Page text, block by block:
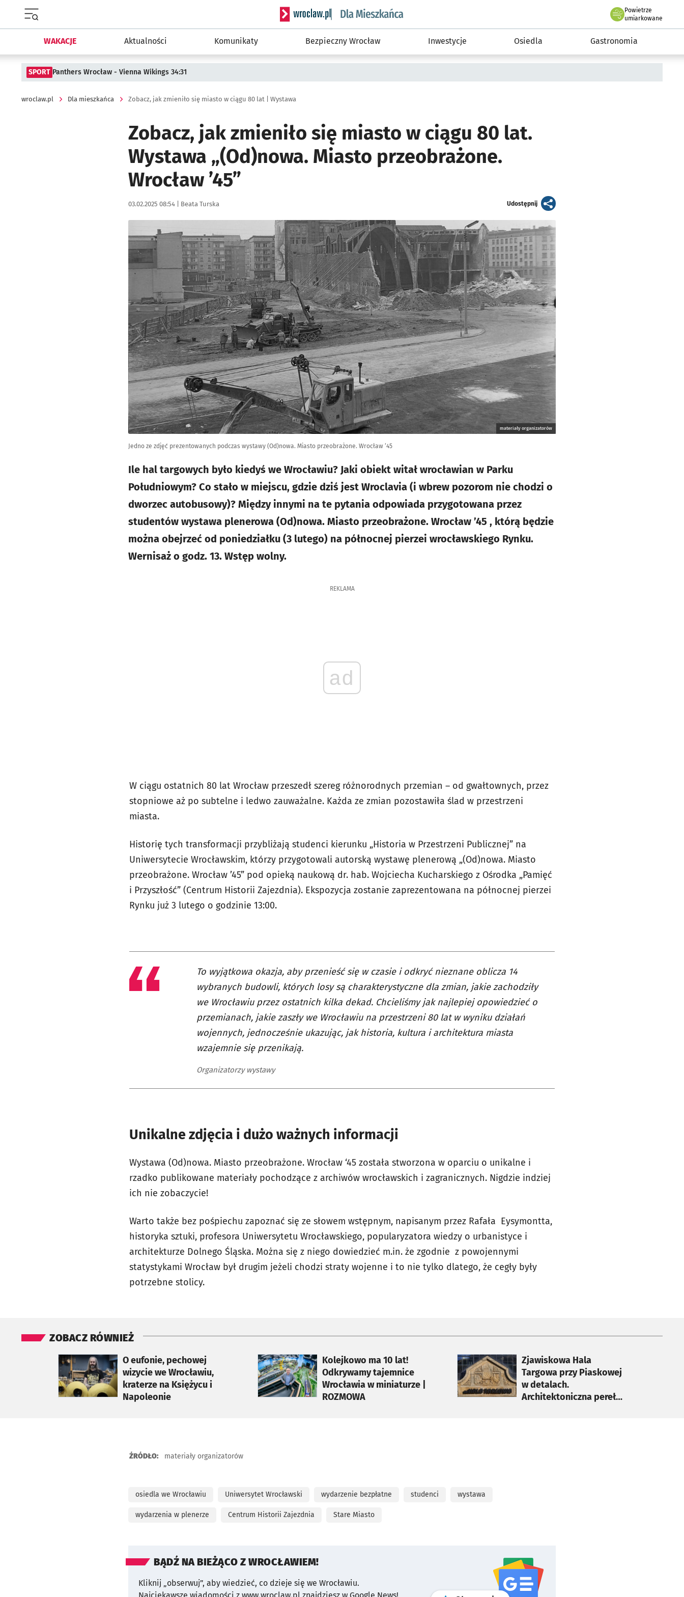
Serwis informacyjny wroclaw.pl podserwis: Dla mieszkańca
Powietrze
we Wrocławiu
umiarkowane
WAKACJE Aktualności Komunikaty Bezpieczny Wrocław Inwestycje Osiedla Gastronomia
SPORT Panthers Wrocław - Vienna Wikings 34:31
wroclaw.pl Dla mieszkańca Zobacz, jak zmieniło się miasto w ciągu 80 lat | Wystawa
Zobacz, jak zmieniło się miasto w ciągu 80 lat.
Wystawa „(Od)nowa. Miasto przeobrażone.
Wrocław ’45”
Data publikacji:
03.02.2025 08:54 | Autor:
Beata Turska Udostępnijartykuł
materiały organizatorów
Jedno ze zdjęć prezentowanych podczas wystawy (Od)nowa. Miasto przeobrażone. Wrocław ‘45
Ile hal targowych było kiedyś we Wrocławiu? Jaki obiekt witał wrocławian w Parku
Południowym? Co stało w miejscu, gdzie dziś jest Wroclavia (i wbrew pozorom nie chodzi o
dworzec autobusowy)? Między innymi na te pytania odpowiada przygotowana przez
studentów wystawa plenerowa (Od)nowa. Miasto przeobrażone. Wrocław ’45 , którą będzie
można obejrzeć od poniedziałku (3 lutego) na północnej pierzei wrocławskiego Rynku.
Wernisaż o godz. 13. Wstęp wolny.
REKLAMA
ad
W ciągu ostatnich 80 lat Wrocław przeszedł szereg różnorodnych przemian – od gwałtownych, przez
stopniowe aż po subtelne i ledwo zauważalne. Każda ze zmian pozostawiła ślad w przestrzeni
miasta.
Historię tych transformacji przybliżają studenci kierunku „Historia w Przestrzeni Publicznej” na
Uniwersytecie Wrocławskim, którzy przygotowali autorską wystawę plenerową „(Od)nowa. Miasto
przeobrażone. Wrocław ’45” pod opieką naukową dr. hab. Wojciecha Kucharskiego z Ośrodka „Pamięć
i Przyszłość” (Centrum Historii Zajezdnia). Ekspozycja zostanie zaprezentowana na północnej pierzei
Rynku już 3 lutego o godzinie 13:00.
To wyjątkowa okazja, aby przenieść się w czasie i odkryć nieznane oblicza 14
wybranych budowli, których losy są charakterystyczne dla zmian, jakie zachodziły
we Wrocławiu przez ostatnich kilka dekad. Chcieliśmy jak najlepiej opowiedzieć o
przemianach, jakie zaszły we Wrocławiu na przestrzeni 80 lat w wyniku działań
wojennych, jednocześnie ukazując, jak historia, kultura i architektura miasta
wzajemnie się przenikają.
Organizatorzy wystawy
Unikalne zdjęcia i dużo ważnych informacji
Wystawa (Od)nowa. Miasto przeobrażone. Wrocław ‘45 została stworzona w oparciu o unikalne i
rzadko publikowane materiały pochodzące z archiwów wrocławskich i zagranicznych. Nigdzie indziej
ich nie zobaczycie!
Warto także bez pośpiechu zapoznać się ze słowem wstępnym, napisanym przez Rafała Eysymontta,
historyka sztuki, profesora Uniwersytetu Wrocławskiego, popularyzatora wiedzy o urbanistyce i
architekturze Dolnego Śląska. Można się z niego dowiedzieć m.in. że zgodnie z powojennymi
statystykami Wrocław był drugim jeżeli chodzi straty wojenne i to nie tylko dlatego, że cegły były
potrzebne stolicy.
ZOBACZ RÓWNIEŻ
O eufonie, pechowej
wizycie we Wrocławiu,
kraterze na Księżycu i
Napoleonie
otworzy się w nowej karcie
Kolejkowo ma 10 lat!
Odkrywamy tajemnice
Wrocławia w miniaturze |
ROZMOWA
otworzy się w nowej karcie
Zjawiskowa Hala
Targowa przy Piaskowej
w detalach.
Architektoniczna perełka
otworzy się w nowej karcie
ŹRÓDŁO: materiały organizatorów
osiedla we Wrocławiu Uniwersytet Wrocławski wydarzenie bezpłatne studenci wystawa
wydarzenia w plenerze Centrum Historii Zajezdnia Stare Miasto
BĄDŹ NA BIEŻĄCO Z WROCŁAWIEM!
Kliknij „obserwuj”, aby wiedzieć, co dzieje się we Wrocławiu.